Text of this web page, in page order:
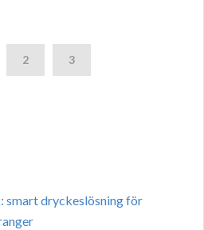
2 3
smart dryckeslösning för